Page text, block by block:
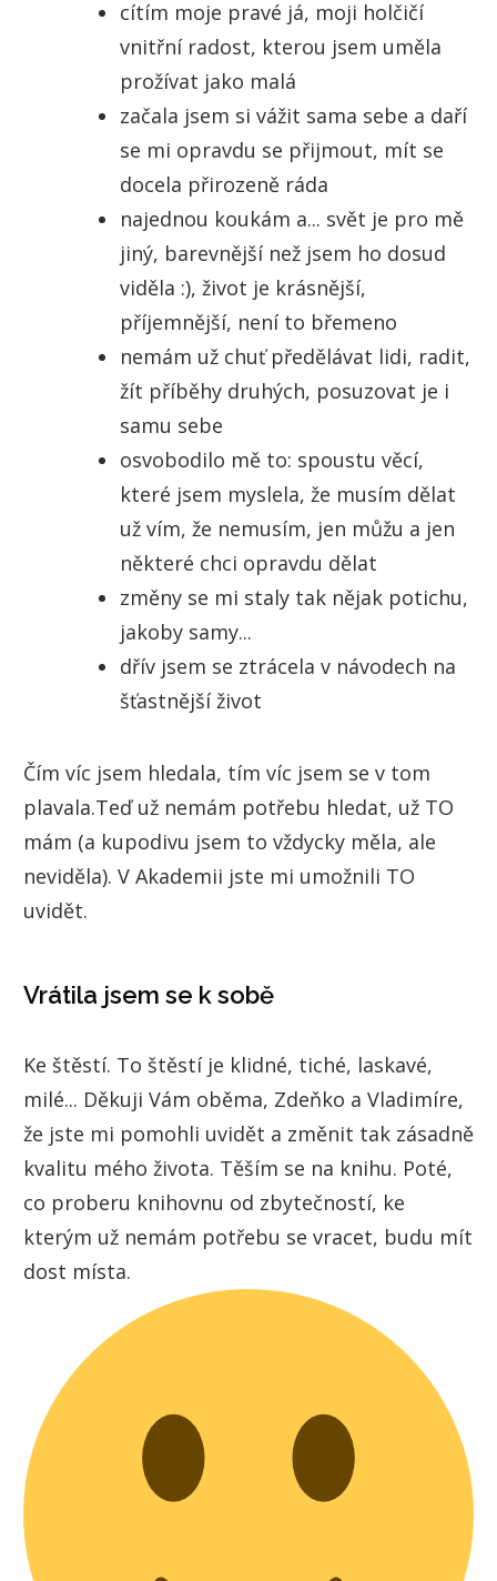
cítím moje pravé já, moji holčičí
vnitřní radost, kterou jsem uměla
prožívat jako malá
začala jsem si vážit sama sebe a daří
se mi opravdu se přijmout, mít se
docela přirozeně ráda
najednou koukám a... svět je pro mě
jiný, barevnější než jsem ho dosud
viděla :), život je krásnější,
příjemnější, není to břemeno
nemám už chuť předělávat lidi, radit,
žít příběhy druhých, posuzovat je i
samu sebe
osvobodilo mě to: spoustu věcí,
které jsem myslela, že musím dělat
už vím, že nemusím, jen můžu a jen
některé chci opravdu dělat
změny se mi staly tak nějak potichu,
jakoby samy...
dřív jsem se ztrácela v návodech na
šťastnější život
Čím víc jsem hledala, tím víc jsem se v tom
plavala.Teď už nemám potřebu hledat, už TO
mám (a kupodivu jsem to vždycky měla, ale
neviděla). V Akademii jste mi umožnili TO
uvidět.
Vrátila jsem se k sobě
Ke štěstí. To štěstí je klidné, tiché, laskavé,
milé... Děkuji Vám oběma, Zdeňko a Vladimíre,
že jste mi pomohli uvidět a změnit tak zásadně
kvalitu mého života. Těším se na knihu. Poté,
co proberu knihovnu od zbytečností, ke
kterým už nemám potřebu se vracet, budu mít
dost místa.